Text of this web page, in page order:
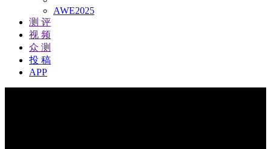
AWE2025
测 评
视 频
众 测
投 稿
APP